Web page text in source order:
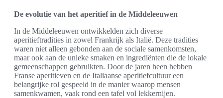
De evolutie van het aperitief in de Middeleeuwen
In de Middeleeuwen ontwikkelden zich diverse
aperitieftradities in zowel Frankrijk als Italië. Deze tradities
waren niet alleen gebonden aan de sociale samenkomsten,
maar ook aan de unieke smaken en ingrediënten die de lokale
gemeenschappen gebruikten. Door de jaren heen hebben
Franse aperitieven en de Italiaanse aperitiefcultuur een
belangrijke rol gespeeld in de manier waarop mensen
samenkwamen, vaak rond een tafel vol lekkernijen.